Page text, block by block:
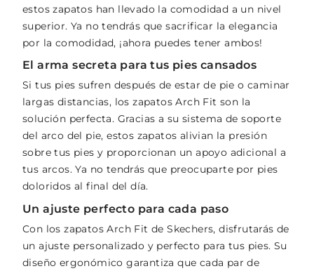
estos zapatos han llevado la comodidad a un nivel
superior. Ya no tendrás que sacrificar la elegancia
por la comodidad, ¡ahora puedes tener ambos!
El arma secreta para tus pies cansados
Si tus pies sufren después de estar de pie o caminar
largas distancias, los zapatos Arch Fit son la
solución perfecta. Gracias a su sistema de soporte
del arco del pie, estos zapatos alivian la presión
sobre tus pies y proporcionan un apoyo adicional a
tus arcos. Ya no tendrás que preocuparte por pies
doloridos al final del día.
Un ajuste perfecto para cada paso
Con los zapatos Arch Fit de Skechers, disfrutarás de
un ajuste personalizado y perfecto para tus pies. Su
diseño ergonómico garantiza que cada par de